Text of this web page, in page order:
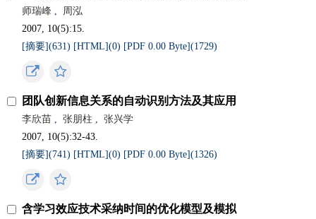
师瑞峰 ,
周泓
2007, 10(5):15.
[摘要](631) [HTML](0) [PDF 0.00 Byte](1729)
团队创新信息关系的自动识别方法及其应用
李欣苗 , 张朋柱 ,
张兴学
2007, 10(5):32-43.
[摘要](741) [HTML](0) [PDF 0.00 Byte](1326)
含学习效应技术采纳时间的优化模型及模拟